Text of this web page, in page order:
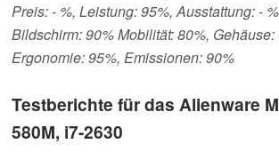
Preis: - %, Leistung: 95%, Ausstattung: -
Bildschirm: 90% Mobilität: 80%, Gehäuse:
Ergonomie: 95%, Emissionen: 90%
Testberichte für das Alienware
580M, i7-2630